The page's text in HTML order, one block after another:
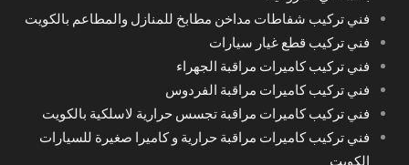
فني تركيب شفاطات مداخن مطابخ للمنازل والمطاعم بالكويت
فني تركيب قطع غيار سيارات
فني تركيب كاميرات مراقبة الجهراء
فني تركيب كاميرات مراقبة الفردوس
فني تركيب كاميرات مراقبة تجسس حرارية لاسلكية بالكويت
فني تركيب كاميرات مراقبة حرارية و كاميرا صغيرة للسيارات
الكويت